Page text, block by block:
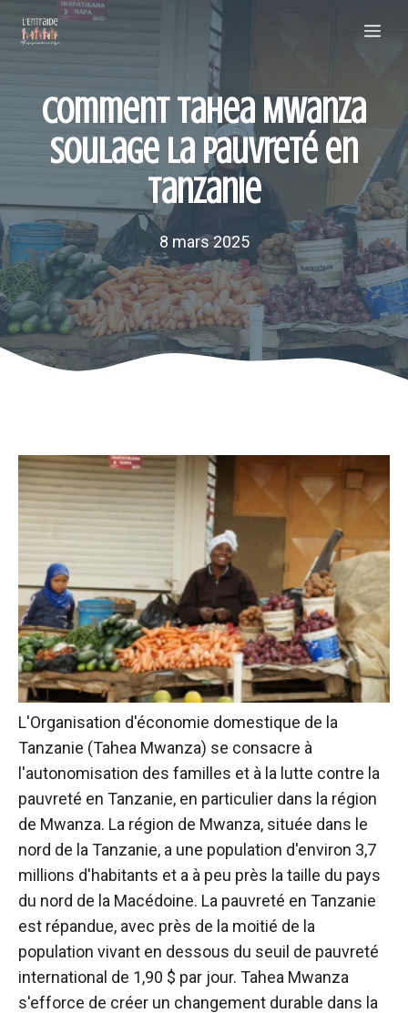
Comment Tahea Mwanza
soulage la pauvreté en
Tanzanie
8 mars 2025
L'Organisation d'économie domestique de la
Tanzanie (Tahea Mwanza) se consacre à
l'autonomisation des familles et à la lutte contre la
pauvreté en Tanzanie, en particulier dans la région
de Mwanza. La région de Mwanza, située dans le
nord de la Tanzanie, a une population d'environ 3,7
millions d'habitants et a à peu près la taille du pays
du nord de la Macédoine. La pauvreté en Tanzanie
est répandue, avec près de la moitié de la
population vivant en dessous du seuil de pauvreté
international de 1,90 $ par jour. Tahea Mwanza
s'efforce de créer un changement durable dans la